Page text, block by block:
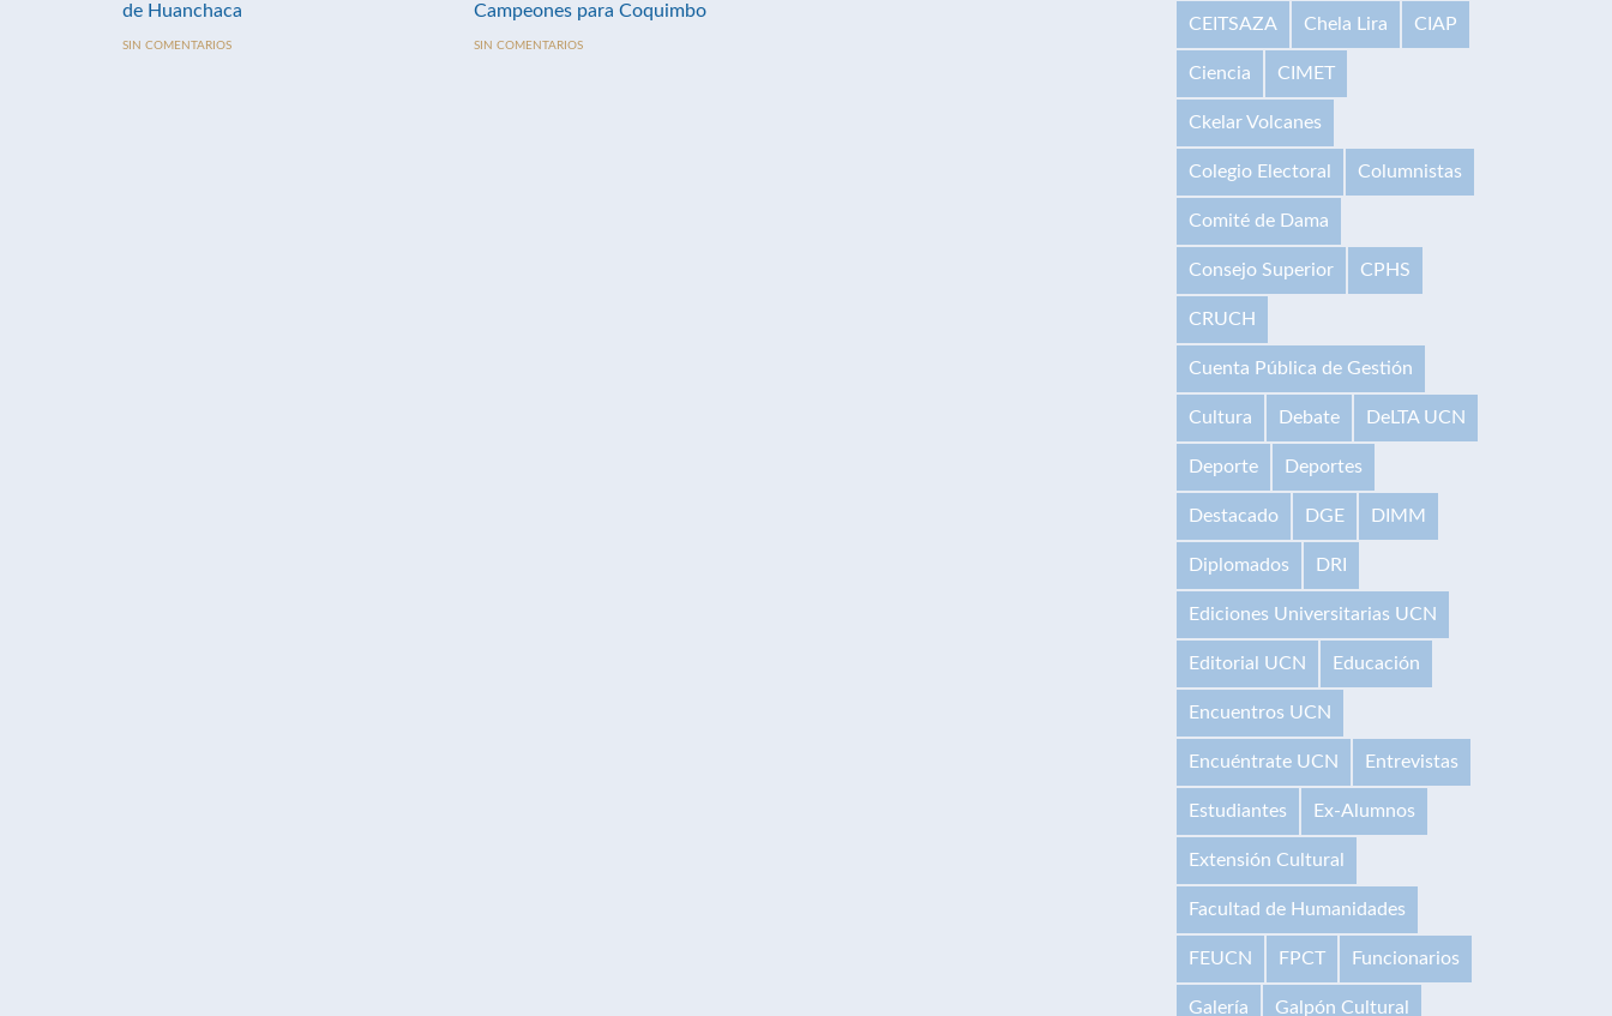
de Huanchaca
SIN COMENTARIOS
Campeones para Coquimbo
SIN COMENTARIOS
CEITSAZA Chela Lira CIAP
Ciencia CIMET
Ckelar Volcanes
Colegio Electoral Columnistas
Comité de Dama
Consejo Superior CPHS
CRUCH
Cuenta Pública de Gestión
Cultura Debate DeLTA UCN
Deporte Deportes
Destacado DGE DIMM
Diplomados DRI
Ediciones Universitarias UCN
Editorial UCN Educación
Encuentros UCN
Encuéntrate UCN Entrevistas
Estudiantes Ex-Alumnos
Extensión Cultural
Facultad de Humanidades
FEUCN FPCT Funcionarios
Galería Galpón Cultural